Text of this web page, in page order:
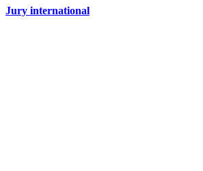
Jury international